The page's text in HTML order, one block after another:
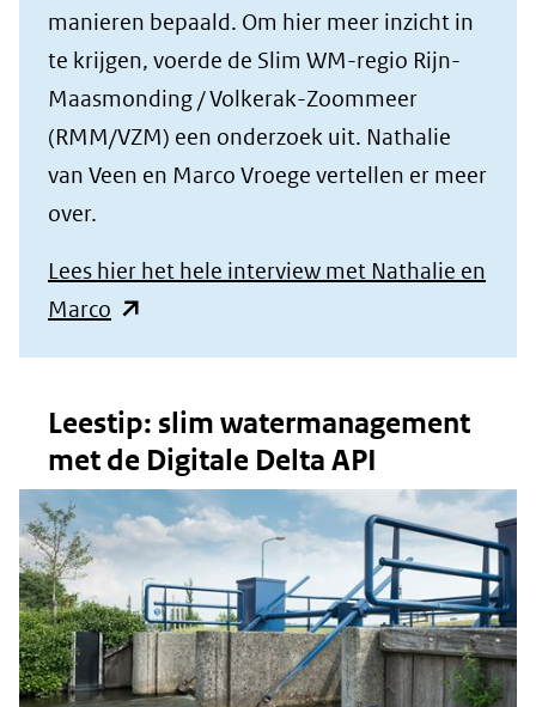
manieren bepaald. Om hier meer inzicht in
te krijgen, voerde de Slim WM-regio Rijn-
Maasmonding / Volkerak-Zoommeer
(RMM/VZM) een onderzoek uit. Nathalie
van Veen en Marco Vroege vertellen er meer
over.
Lees hier het hele interview met Nathalie en
Marco (opent
venster)
(verwijst
naar
een
andere
website)
Leestip: slim watermanagement
met de Digitale Delta API